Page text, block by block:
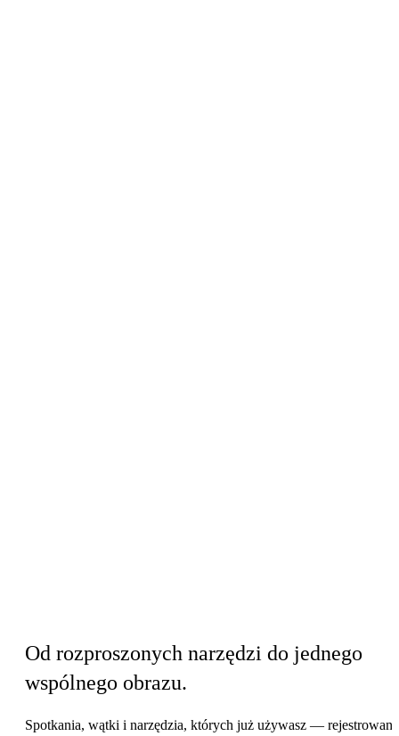
Od rozproszonych narzędzi do jednego
wspólnego obrazu.
Spotkania, wątki i narzędzia, których już używasz — rejestrowane